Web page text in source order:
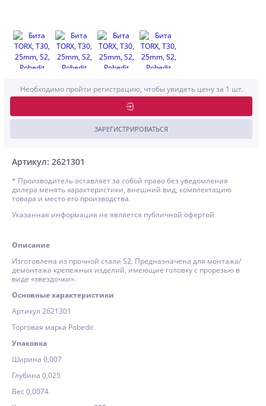
Артикул: 2621301
Необходимо пройти регистрацию, чтобы увидеть цену за 1 шт.
ЗАРЕГИСТРИРОВАТЬСЯ
* Производитель оставляет за собой право без уведомления
дилера менять характеристики, внешний вид, комплектацию
товара и место его производства.
Указанная информация не является публичной офертой
Описание
Изготовлена из прочной стали S2. Предназначена для монтажа/
демонтажа крепежных изделий, имеющие головку с прорезью в
виде «звездочки».
Основные характеристики
Артикул 2621301
Торговая марка Pobedit
Упаковка
Ширина 0,007
Глубина 0,025
Вес 0,0074